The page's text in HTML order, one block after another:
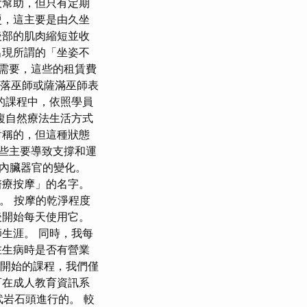
這主要是由久坐
的肌肉縮短並收
所謂的「坐姿不
要，這些的租賃費
巫師或薩滿巫師表
程中，依照學員
自然療法生活方式
的，但這種狀態
主要導致支撐和運
器官的變化。
按摩」的名字。
按摩的乾淨程度
始每天使用它。
涯。 同時，我每
病時是否有營業
始的課程，我們僅
成人教育資訊系
石頭進行的。 較